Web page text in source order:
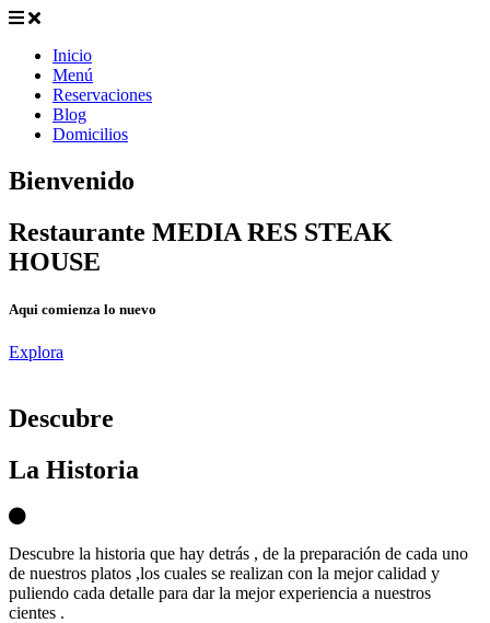
Inicio
Menú
Reservaciones
Blog
Domicilios
Bienvenido
Restaurante MEDIA RES STEAK
HOUSE
Aqui comienza lo nuevo
Explora
Descubre
La Historia
Descubre la historia que hay detrás , de la preparación de cada uno
de nuestros platos ,los cuales se realizan con la mejor calidad y
puliendo cada detalle para dar la mejor experiencia a nuestros
cientes .